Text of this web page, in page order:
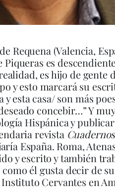
Requena (Valencia,
es
es hijo de gente
y esto marcará su
esta casa/ son más
concebir…” Y
Hispánica y
revista Cuadernos
España. Roma,
y escrito y también
él gusta decir de
Cervantes en